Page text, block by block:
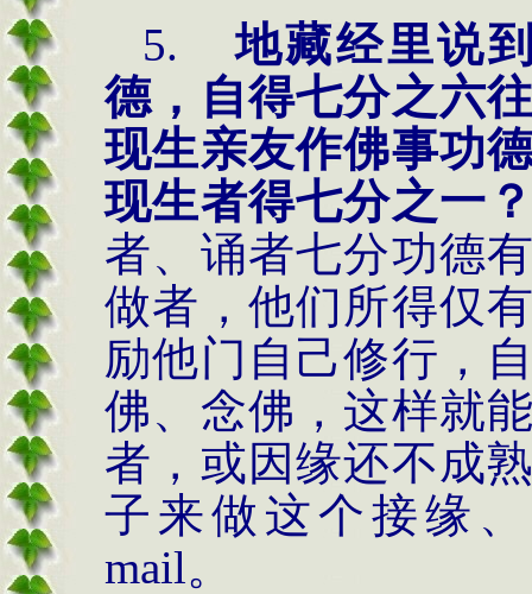
5.
地藏经里说
德， 自得七分之六
现生亲友作佛事功
现生者得七分之一
者、诵者七分功德
做者，他们所得仅
励他门自己修行，
佛、念佛，这样就
者，或因缘还不成
子来做这个接缘
mail。